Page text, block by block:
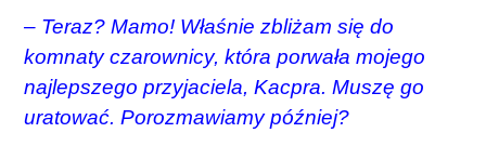
– Teraz? Mamo! Właśnie zbliżam się do
komnaty czarownicy, która porwała mojego
najlepszego przyjaciela, Kacpra. Muszę go
uratować. Porozmawiamy później?